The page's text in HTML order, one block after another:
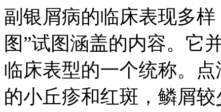
副银屑病的临床表现多
图”试图涵盖的内容。它
临床表型的一个统称。
的小丘疹和红斑，鳞屑